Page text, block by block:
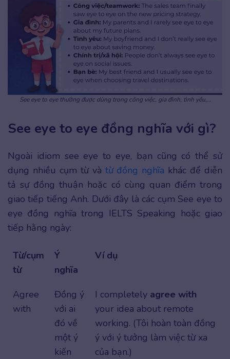
See eye to eye thường được dùng trong công việc, gia đình, tình yêu,…
See eye to eye đồng nghĩa với gì?
Ngoài idiom see eye to eye, bạn cũng có thể sử
dụng nhiều cụm từ và từ đồng nghĩa khác để diễn
tả sự đồng thuận hoặc có cùng quan điểm trong
giao tiếp tiếng Anh. Dưới đây là các cụm See eye to
eye đồng nghĩa trong IELTS Speaking hoặc giao
tiếp hằng ngày:
Từ/cụm
từ
Ý
nghĩa
Ví dụ
Agree
with
Đồng ý
với ai
đó về
một ý
kiến
I completely agree with
your idea about remote
working. (Tôi hoàn toàn đồng
ý với ý tưởng làm việc từ xa
của bạn.)